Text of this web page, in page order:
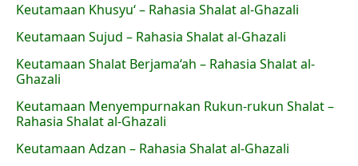
Keutamaan Khusyu‘ – Rahasia Shalat al-Ghazali
Keutamaan Sujud – Rahasia Shalat al-Ghazali
Keutamaan Shalat Berjama‘ah – Rahasia Shalat al-
Ghazali
Keutamaan Menyempurnakan Rukun-rukun Shalat –
Rahasia Shalat al-Ghazali
Keutamaan Adzan – Rahasia Shalat al-Ghazali